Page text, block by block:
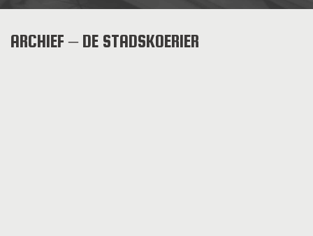
ARCHIEF – DE STADSKOERIER